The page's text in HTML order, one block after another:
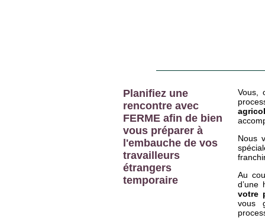
Planifiez une
rencontre avec
FERME afin de bien
vous préparer à
l'embauche de vos
travailleurs
étrangers
temporaire
Vous,
Nous
Au
d’une
votre
vous